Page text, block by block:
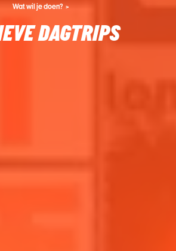
Wat wil je doen?
DAGTRIPS